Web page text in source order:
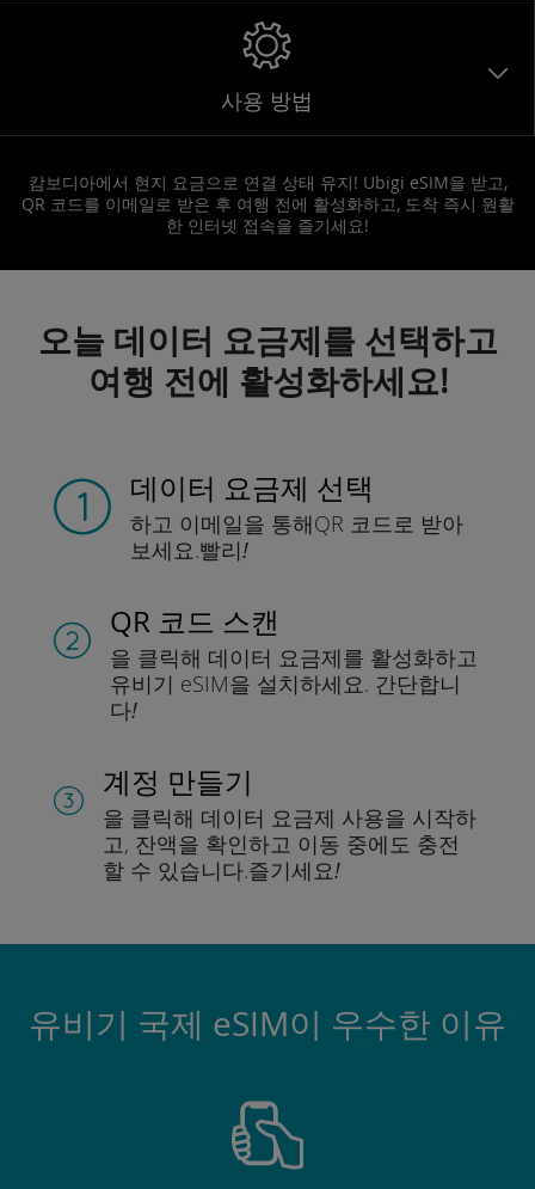
사용 방법
캄보디아에서 현지 요금으로 연결 상태 유지! Ubigi eSIM을 받고,
QR 코드를 이메일로 받은 후 여행 전에 활성화하고, 도착 즉시 원활
한 인터넷 접속을 즐기세요!
오늘 데이터 요금제를 선택하고
여행 전에 활성화하세요!
데이터 요금제 선택
하고 이메일을 통해QR 코드로 받아
보세요.빨리!
QR 코드 스캔
을 클릭해 데이터 요금제를 활성화하고
유비기 eSIM을 설치하세요. 간단합니
다!
계정 만들기
을 클릭해 데이터 요금제 사용을 시작하
고, 잔액을 확인하고 이동 중에도 충전
할 수 있습니다.즐기세요!
유비기 국제 eSIM이 우수한 이유